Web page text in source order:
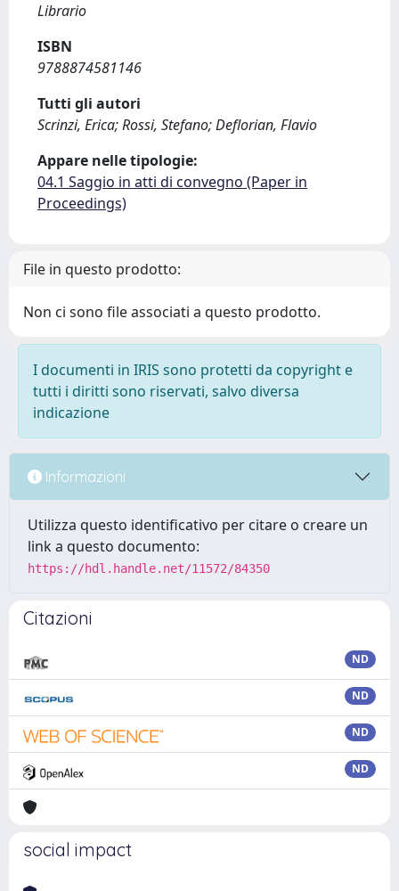
Librario
ISBN
9788874581146
Tutti gli autori
Scrinzi, Erica; Rossi, Stefano; Deflorian, Flavio
Appare nelle tipologie:
04.1 Saggio in atti di convegno (Paper in
Proceedings)
File in questo prodotto:
Non ci sono file associati a questo prodotto.
I documenti in IRIS sono protetti da copyright e
tutti i diritti sono riservati, salvo diversa
indicazione
Informazioni
Utilizza questo identificativo per citare o creare un
link a questo documento:
https://hdl.handle.net/11572/84350
Citazioni
ND
ND
ND
ND
social impact